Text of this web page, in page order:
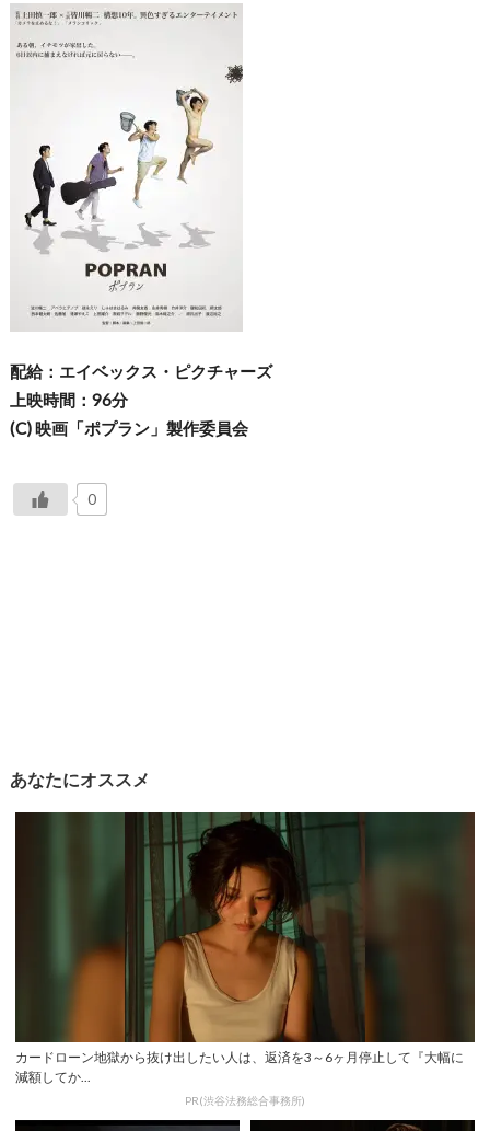
配給：エイベックス・ピクチャーズ
上映時間：96分
(C) 映画「ポプラン」製作委員会
0
あなたにオススメ
カードローン地獄から抜け出したい人は、返済を3～6ヶ月停止して『大幅に
減額してか...
PR(渋谷法務総合事務所)